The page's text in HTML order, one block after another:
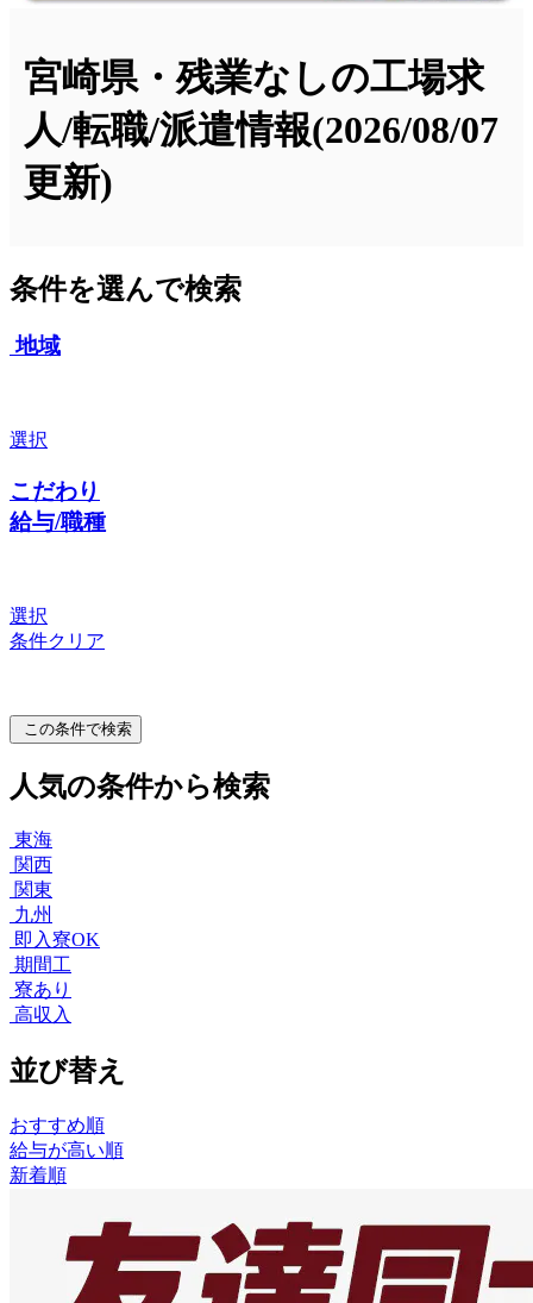
宮崎県・残業なしの工場求
人/転職/派遣情報(2026/08/07
更新)
条件を選んで検索
地域
選択
こだわり
給与/職種
選択
条件クリア
この条件で検索
人気の条件から検索
東海
関西
関東
九州
即入寮OK
期間工
寮あり
高収入
並び替え
おすすめ順
給与が高い順
新着順